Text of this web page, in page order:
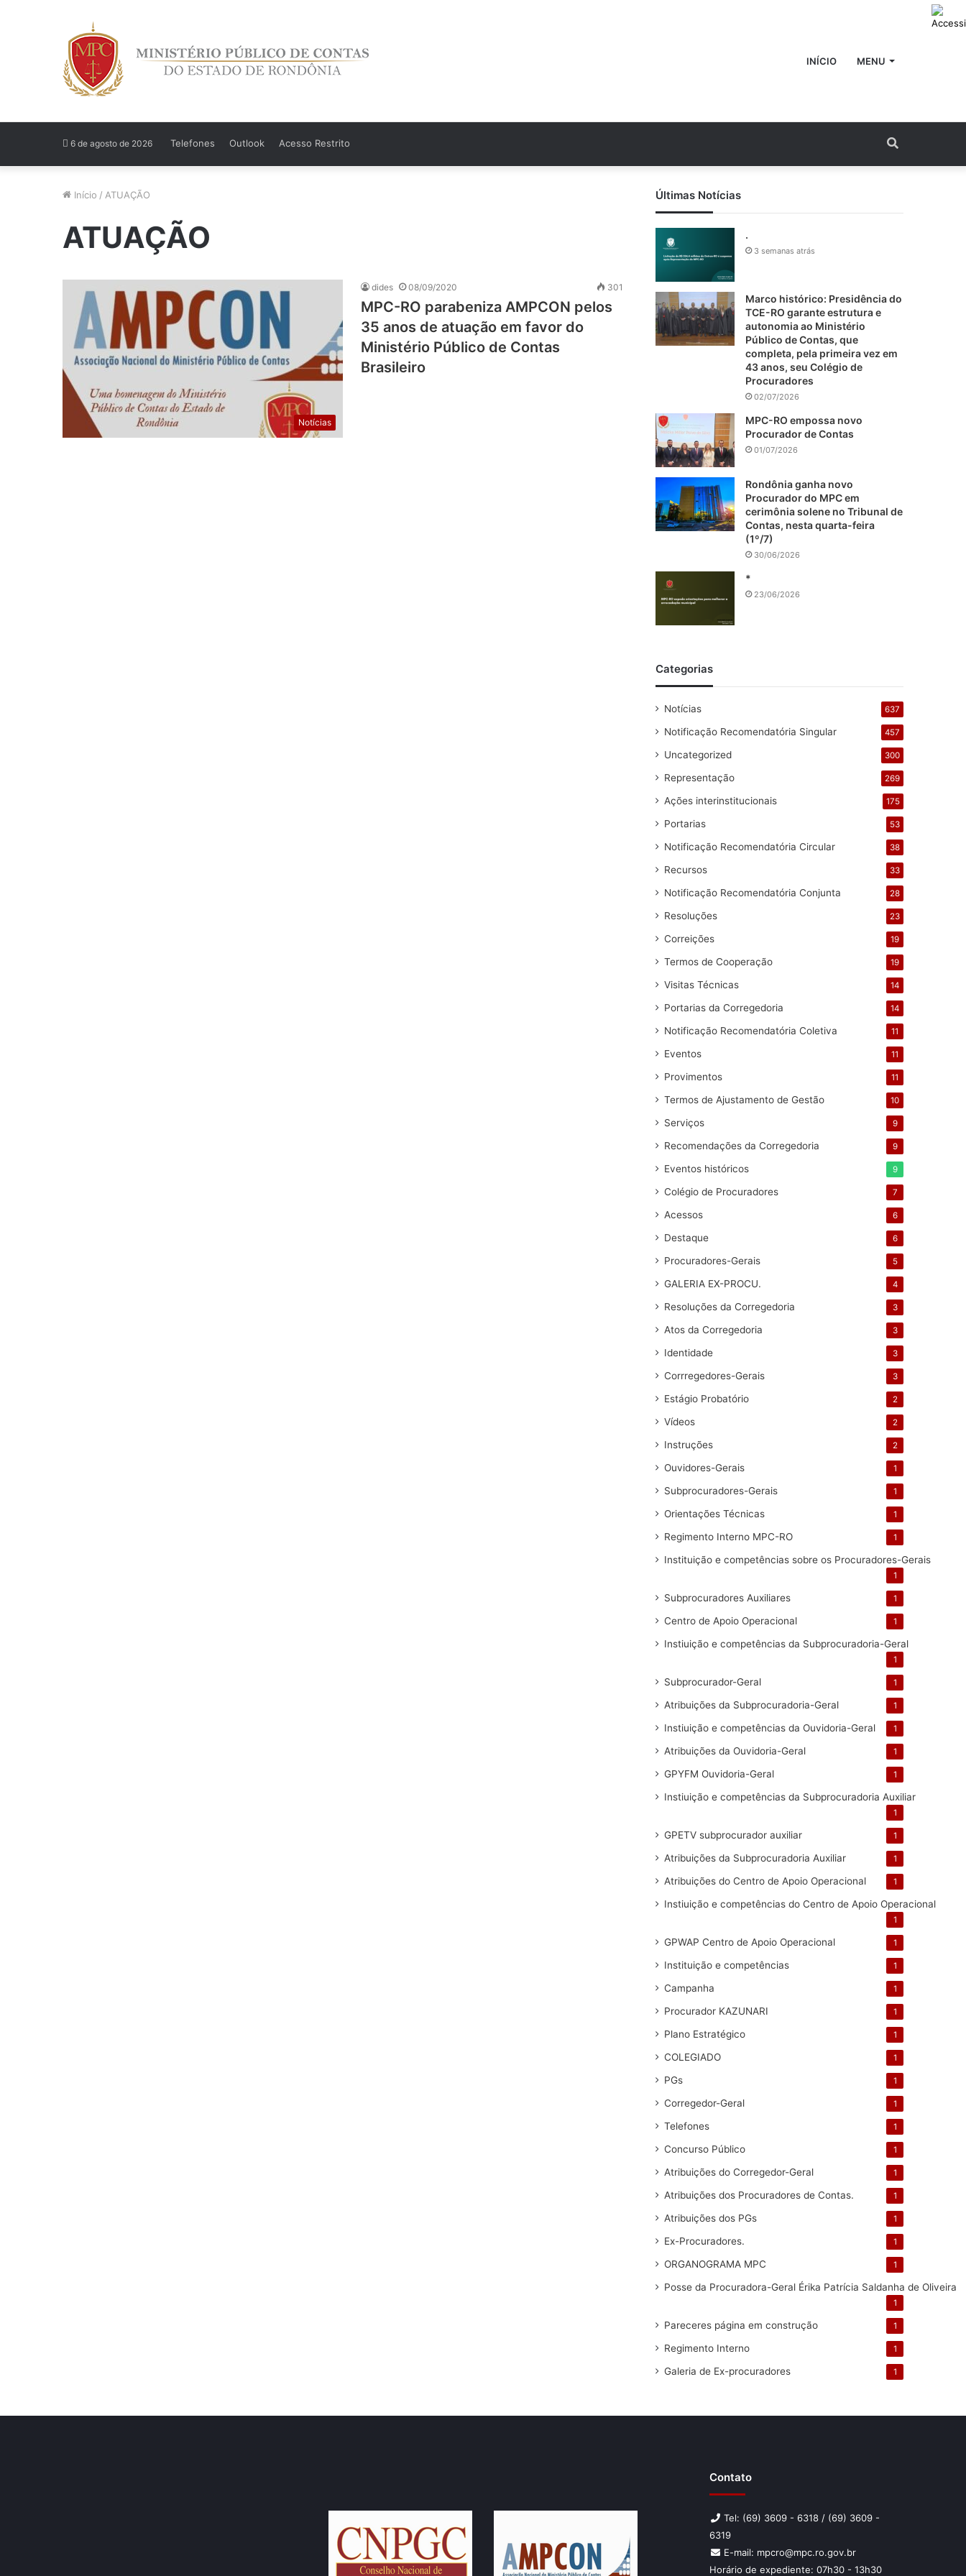
INÍCIO MENU
6 de agosto de 2026 Telefones Outlook Acesso Restrito
Início / ATUAÇÃO
ATUAÇÃO
Notícias
dides 08/09/2020 301
MPC-RO parabeniza AMPCON pelos
35 anos de atuação em favor do
Ministério Público de Contas
Brasileiro
Últimas Notícias
.
3 semanas atrás
Marco histórico: Presidência do
TCE-RO garante estrutura e
autonomia ao Ministério
Público de Contas, que
completa, pela primeira vez em
43 anos, seu Colégio de
Procuradores
02/07/2026
MPC-RO empossa novo
Procurador de Contas
01/07/2026
Rondônia ganha novo
Procurador do MPC em
cerimônia solene no Tribunal de
Contas, nesta quarta-feira
(1º/7)
30/06/2026
*
23/06/2026
Categorias
Notícias 637
Notificação Recomendatória Singular 457
Uncategorized 300
Representação 269
Ações interinstitucionais 175
Portarias 53
Notificação Recomendatória Circular 38
Recursos 33
Notificação Recomendatória Conjunta 28
Resoluções 23
Correições 19
Termos de Cooperação 19
Visitas Técnicas 14
Portarias da Corregedoria 14
Notificação Recomendatória Coletiva 11
Eventos 11
Provimentos 11
Termos de Ajustamento de Gestão 10
Serviços 9
Recomendações da Corregedoria 9
Eventos históricos 9
Colégio de Procuradores 7
Acessos 6
Destaque 6
Procuradores-Gerais 5
GALERIA EX-PROCU. 4
Resoluções da Corregedoria 3
Atos da Corregedoria 3
Identidade 3
Corrregedores-Gerais 3
Estágio Probatório 2
Vídeos 2
Instruções 2
Ouvidores-Gerais 1
Subprocuradores-Gerais 1
Orientações Técnicas 1
Regimento Interno MPC-RO 1
Instituição e competências sobre os Procuradores-Gerais
1
Subprocuradores Auxiliares 1
Centro de Apoio Operacional 1
Instiuição e competências da Subprocuradoria-Geral
1
Subprocurador-Geral 1
Atribuições da Subprocuradoria-Geral 1
Instiuição e competências da Ouvidoria-Geral 1
Atribuições da Ouvidoria-Geral 1
GPYFM Ouvidoria-Geral 1
Instiuição e competências da Subprocuradoria Auxiliar
1
GPETV subprocurador auxiliar 1
Atribuições da Subprocuradoria Auxiliar 1
Atribuições do Centro de Apoio Operacional 1
Instiuição e competências do Centro de Apoio Operacional
1
GPWAP Centro de Apoio Operacional 1
Instituição e competências 1
Campanha 1
Procurador KAZUNARI 1
Plano Estratégico 1
COLEGIADO 1
PGs 1
Corregedor-Geral 1
Telefones 1
Concurso Público 1
Atribuições do Corregedor-Geral 1
Atribuições dos Procuradores de Contas. 1
Atribuições dos PGs 1
Ex-Procuradores. 1
ORGANOGRAMA MPC 1
Posse da Procuradora-Geral Érika Patrícia Saldanha de Oliveira
1
Pareceres página em construção 1
Regimento Interno 1
Galeria de Ex-procuradores 1
Contato
Tel: (69) 3609 - 6318 / (69) 3609 -
6319
E-mail: mpcro@mpc.ro.gov.br
Horário de expediente: 07h30 - 13h30